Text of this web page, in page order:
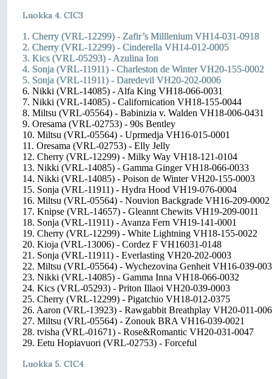
Luokka 4. CIC3
1. Cherry (VRL-12299) - Zafir’s Milllenium VH14-031-0918
2. Cherry (VRL-12299) - Cinderella VH14-012-0005
3. Kics (VRL-05293) - Azulina Ion
4. Sonja (VRL-11911) - Charleston de Winter VH20-155-0002
5. Sonja (VRL-11911) - Daredevil VH20-202-0006
6. Nikki (VRL-14085) - Alfa King VH18-066-0031
7. Nikki (VRL-14085) - Californication VH18-155-0044
8. Miltsu (VRL-05564) - Babinizia v. Walden VH18-006-0431
9. Oresama (VRL-02753) - 90s Bentley
10. Miltsu (VRL-05564) - Uprmedja VH16-015-0001
11. Oresama (VRL-02753) - Elly Jelly
12. Cherry (VRL-12299) - Milky Way VH18-121-0104
13. Nikki (VRL-14085) - Gamma Ginger VH18-066-0033
14. Nikki (VRL-14085) - Poison de Winter VH20-155-0003
15. Sonja (VRL-11911) - Hydra Hood VH19-076-0004
16. Miltsu (VRL-05564) - Nouvion Backgrade VH16-209-0002
17. Knipse (VRL-14657) - Gleannt Chewits VH19-209-0011
18. Sonja (VRL-11911) - Avanza Fern VH19-141-0001
19. Cherry (VRL-12299) - White Lightning VH18-155-0022
20. Kioja (VRL-13006) - Cordez F VH16031-0148
21. Sonja (VRL-11911) - Everlasting VH20-202-0003
22. Miltsu (VRL-05564) - Wychezovina Genheit VH16-039-
23. Nikki (VRL-14085) - Gamma Inna VH18-066-0032
24. Kics (VRL-05293) - Priton Illaoi VH20-039-0003
25. Cherry (VRL-12299) - Pigatchio VH18-012-0375
26. Aaron (VRL-13923) - Rawgabbit Breathplay VH20-011-
27. Miltsu (VRL-05564) - Zonouk BRA VH16-039-0021
28. tvisha (VRL-01671) - Rose&Romantic VH20-031-0047
29. Eetu Hopiavuori (VRL-02753) - Forceful
Luokka 5. CIC4